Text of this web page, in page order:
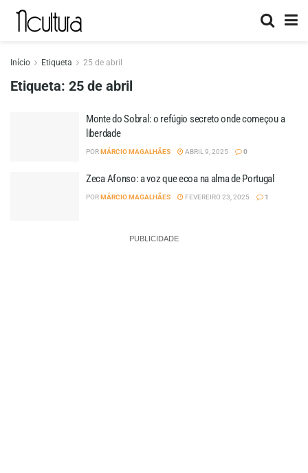
Início Etiqueta 25 de abril
Etiqueta: 25 de abril
Monte do Sobral: o refúgio secreto onde começou a
liberdade
PORMÁRCIO MAGALHÃES ABRIL 9, 2025 0
Zeca Afonso: a voz que ecoa na alma de Portugal
PORMÁRCIO MAGALHÃES FEVEREIRO 23, 2025 1
PUBLICIDADE